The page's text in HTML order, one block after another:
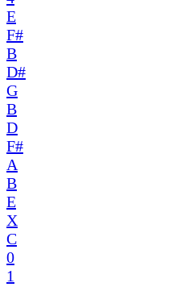
E
F#
B
D#
G
B
D
F#
A
B
E
X
C
0
1